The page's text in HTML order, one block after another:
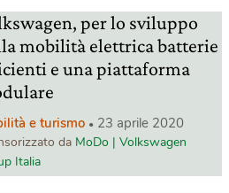
per lo sviluppo
mobilità elettrica batterie
e una piattaforma
e turismo 23 aprile 2020
da MoDo | Volkswagen
Italia